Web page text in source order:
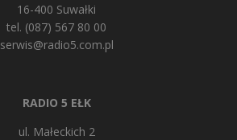
16-400 Suwałki
tel. (087) 567 80 00
serwis@radio5.com.pl
RADIO 5 EŁK
ul. Małeckich 2